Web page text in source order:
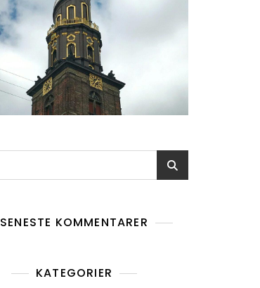
SENESTE KOMMENTARER
KATEGORIER